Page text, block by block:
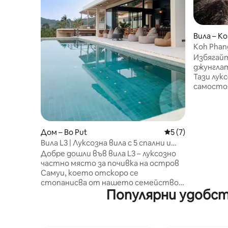
Дом – Bo Put Средна оценка:
5 (7)
Вила L3 | Луксозна вила с 5 спални и
самостоятелен басейн
Добре дошли във вила L3 – луксозно
частно място за почивка на остров
Самуи, което отскоро се
стопанисва от нашето семейство,
за да предложи на гостите наистина
персонализиран и комфортен
Вила –
Koh
Sea View
Тази
оживена
Популярни